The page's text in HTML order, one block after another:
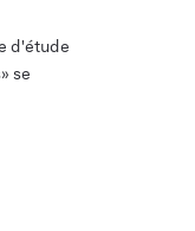
d'étude
se